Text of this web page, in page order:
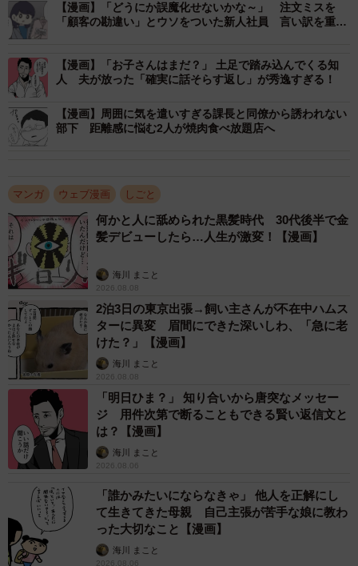
新卒入社の権高（まるいがんもさん提供）
例えば、柔木たちとともに取引先との打ち合わせへ向かっ
た権高は、取引先の会社が古い貸しビルに入る中小企業だ
に、打ち合わせ中には取引先の発言に対して「まぁ目の付
け所はいいっすね」と言い、その場の空気を凍りつかせて
しまいました。
【漫画】「どうにか誤魔化せないかな～」 注文ミスを
「顧客の勘違い」とウソをついた新人社員 言い訳を重ね
【漫画】「お子さんはまだ？」 土足で踏み込んでくる知
人 夫が放った「確実に話そらす返し」が秀逸すぎる！
【漫画】周囲に気を遣いすぎる課長と同僚から誘われない
部下 距離感に悩む2人が焼肉食べ放題店へ
マンガ ウェブ漫画 しごと
何かと人に舐められた黒髪時代 30代後半で金
髪デビューしたら…人生が激変！【漫画】
海川 まこと
2026.08.08
2泊3日の東京出張→飼い主さんが不在中ハムス
ターに異変 眉間にできた深いしわ、「急に老
けた？」【漫画】
海川 まこと
2026.08.08
「明日ひま？」 知り合いから唐突なメッセー
ジ 用件次第で断ることもできる賢い返信文と
は？【漫画】
海川 まこと
2026.08.06
「誰かみたいにならなきゃ」 他人を正解にし
て生きてきた母親 自己主張が苦手な娘に教わ
った大切なこと【漫画】
海川 まこと
2026.08.06